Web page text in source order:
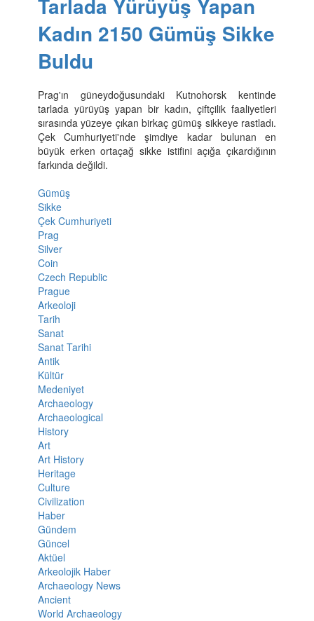
Tarlada Yürüyüş Yapan
Kadın 2150 Gümüş Sikke
Buldu
Prag'ın güneydoğusundaki Kutnohorsk kentinde
tarlada yürüyüş yapan bir kadın, çiftçilik faaliyetleri
sırasında yüzeye çıkan birkaç gümüş sikkeye rastladı.
Çek Cumhuriyeti'nde şimdiye kadar bulunan en
büyük erken ortaçağ sikke istifini açığa çıkardığının
farkında değildi.
Gümüş
Sikke
Çek Cumhuriyeti
Prag
Silver
Coin
Czech Republic
Prague
Arkeoloji
Tarih
Sanat
Sanat Tarihi
Antik
Kültür
Medeniyet
Archaeology
Archaeological
History
Art
Art History
Heritage
Culture
Civilization
Haber
Gündem
Güncel
Aktüel
Arkeolojik Haber
Archaeology News
Ancient
World Archaeology